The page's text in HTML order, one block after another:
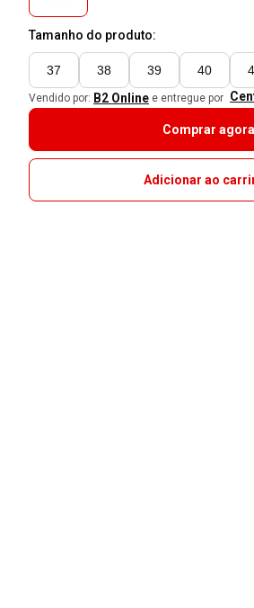
Tamanho do produto:
37 38 39 40
Vendido por: B2 Online e entregue por
Comprar agora
Adicionar ao